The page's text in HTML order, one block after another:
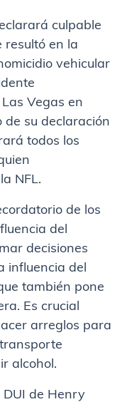
culpable
resultó en la
vehicular
Vegas en
de su declaración
todos los
NFL.
de los
del
decisiones
influencia del
también pone
Es crucial
arreglos para
alcohol.
DUI de Henry